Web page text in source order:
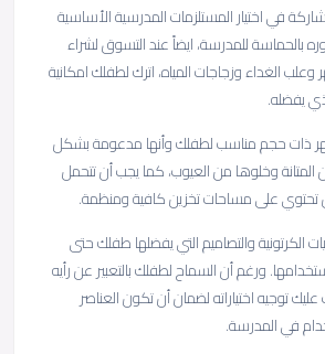
في اختيار المستلزمات المدرسية الأساسية
بالحماسة للمدرسة، ايضاً عند التسوق لشراء
الغداء وزجاجات المياه، اترك لطفلك امكانية
يفضله.
ذات حجم مناسب لطفلك وأنها مدعومة بشكل
وخلوها من العيوب، كما يجب أن تتحمل
تحتوي على مساحات تخزين كافية ومنظمة.
الكرتونية والتصاميم التي يفضلها طفلك حتى
ورغم أن السماح لطفلك بالتعبير عن رأيه
توجيه اختياراته لضمان أن تكون العناصر
في المدرسة.